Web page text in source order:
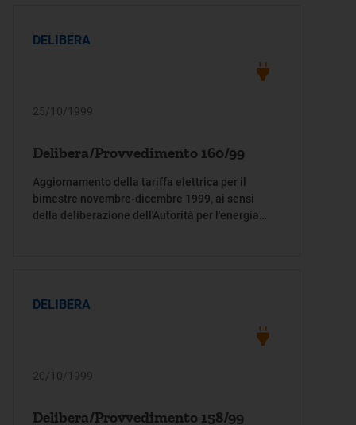
DELIBERA
25/10/1999
Delibera/Provvedimento 160/99
Aggiornamento della tariffa elettrica per il
bimestre novembre-dicembre 1999, ai sensi
della deliberazione dell'Autorità per l'energia
DELIBERA
20/10/1999
Delibera/Provvedimento 158/99